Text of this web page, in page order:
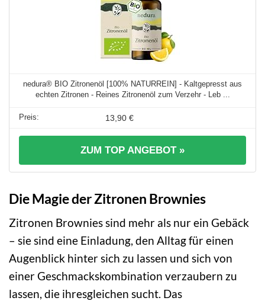
nedura® BIO Zitronenöl [100% NATURREIN] - Kaltgepresst aus
echten Zitronen - Reines Zitronenöl zum Verzehr - Leb ...
13,90 €
ZUM TOP ANGEBOT »
Die Magie der Zitronen Brownies
Zitronen Brownies sind mehr als nur ein Gebäck
– sie sind eine Einladung, den Alltag für einen
Augenblick hinter sich zu lassen und sich von
einer Geschmackskombination verzaubern zu
lassen, die ihresgleichen sucht. Das